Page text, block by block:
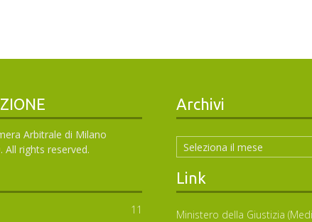
Arbitrale di Milano
All rights reserved.
11
Archivi
Archivi
Link
Ministero della Giustizia